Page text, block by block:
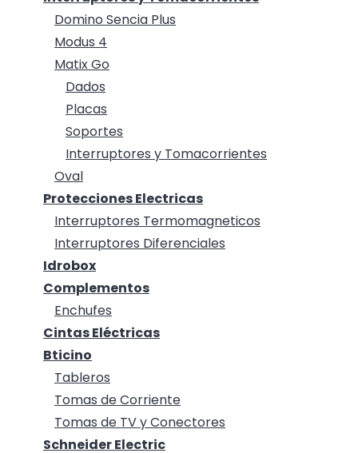
Domino Sencia Plus
Modus 4
Matix Go
Dados
Placas
Soportes
Interruptores y Tomacorrientes
Oval
Protecciones Electricas
Interruptores Termomagneticos
Interruptores Diferenciales
Idrobox
Complementos
Enchufes
Cintas Eléctricas
Bticino
Tableros
Tomas de Corriente
Tomas de TV y Conectores
Schneider Electric